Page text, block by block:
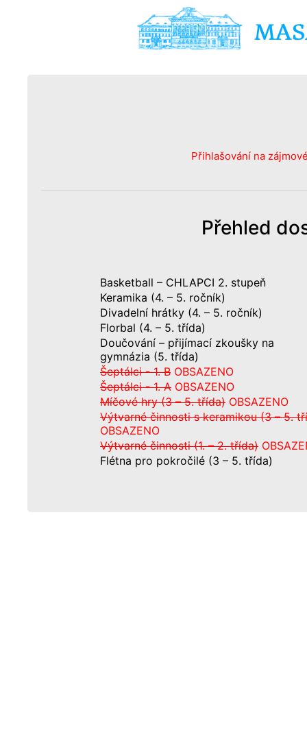
Přihlašování na
Přehled
Basketball – CHLAPCI 2. stupeň
Keramika (4. – 5. ročník)
Divadelní hrátky (4. – 5. ročník)
Florbal (4. – 5. třída)
Doučování – přijímací zkoušky na
gymnázia (5. třída)
Šeptálci - 1. B OBSAZENO
Šeptálci - 1. A OBSAZENO
Míčové hry (3 – 5. třída) OBSAZENO
Výtvarné činnosti s keramikou (3 – 5.
OBSAZENO
Výtvarné činnosti (1. – 2. třída)
Flétna pro pokročilé (3 – 5. třída)